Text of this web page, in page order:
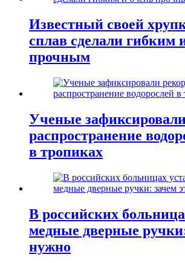
Известный своей
сплав сделали гибким
прочным
Ученые
распространение
в тропиках
В российских
медные дверные
нужно